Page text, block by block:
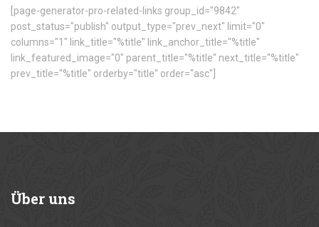
[page-generator-pro-related-links group_id="9842"
post_status="publish" output_type="prev_next" limit="0"
columns="1" link_title="%title" link_anchor_title="%title"
link_featured_image="0" parent_title="%title" next_title="%title"
prev_title="%title" orderby="title" order="asc"]
Überuns